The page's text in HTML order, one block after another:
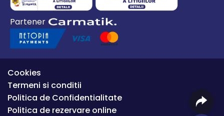
0754 649 360
office.premium@autode.ro
Partener
Cookies
Termeni si conditii
Politica de Confidentialitate
Politica de rezervare online